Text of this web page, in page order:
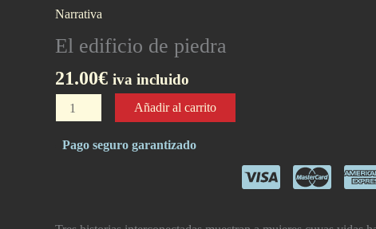
Narrativa
El edificio de piedra
21.00€ iva incluido
edificio
de
Añadir al carrito
Pago seguro garantizado